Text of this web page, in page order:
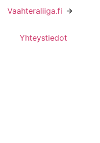
Vaahteraliiga.fi
Yhteystiedot